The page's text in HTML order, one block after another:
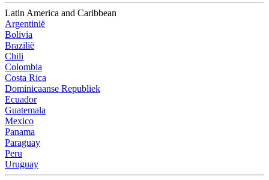
Latin America and Caribbean
Argentinië
Bolivia
Brazilië
Chili
Colombia
Costa Rica
Dominicaanse Republiek
Ecuador
Guatemala
Mexico
Panama
Paraguay
Peru
Uruguay